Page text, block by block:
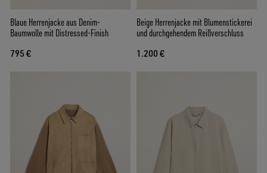
Blaue Herrenjacke aus Denim-
Baumwolle mit Distressed-Finish
795 €
Beige Herrenjacke mit Blumenstickerei
und durchgehendem Reißverschluss
1.200 €